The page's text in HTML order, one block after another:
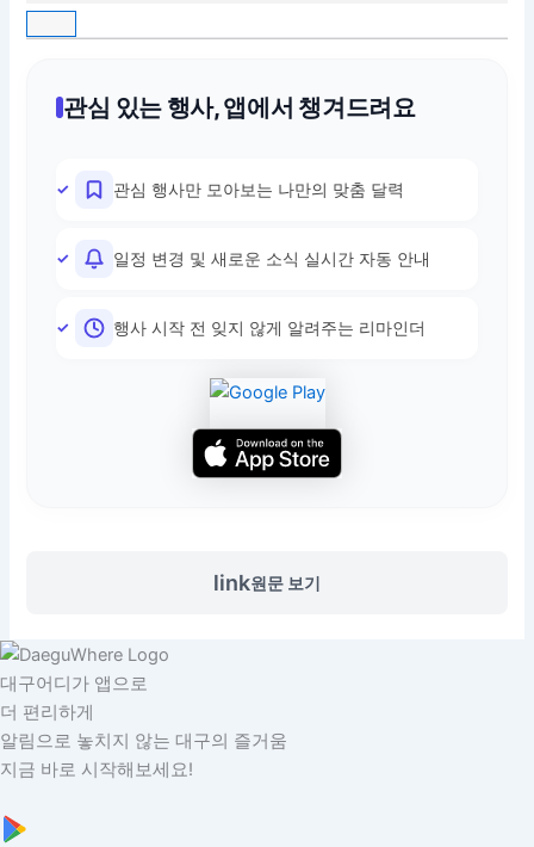
관심 있는 행사, 앱에서 챙겨드려요
관심 행사만 모아보는 나만의 맞춤 달력
일정 변경 및 새로운 소식 실시간 자동 안내
행사 시작 전 잊지 않게 알려주는 리마인더
link원문 보기
대구어디가 앱으로
더 편리하게
알림으로 놓치지 않는 대구의 즐거움
지금 바로 시작해보세요!